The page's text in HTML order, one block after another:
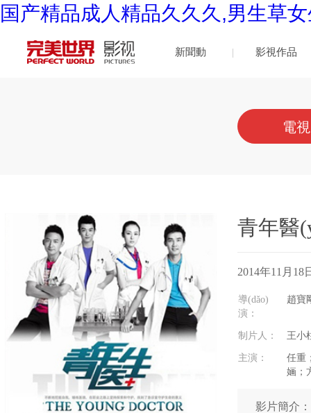
国产精品成人精品久久久,男生草
新聞動 影視作品
電
青年醫
2014年11月18
導(dǎo)
演：
趙寶
制片人： 王小
主演：
任重
婳
影片簡介：